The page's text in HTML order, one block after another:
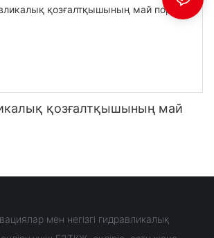
қозғалтқышының май
мен негізгі гидравликалық